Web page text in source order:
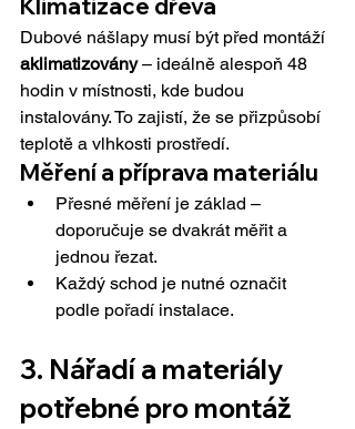
Klimatizace dřeva
Dubové nášlapy musí být před montáží
aklimatizovány – ideálně alespoň 48
hodin v místnosti, kde budou
instalovány. To zajistí, že se přizpůsobí
teplotě a vlhkosti prostředí.
Měření a příprava materiálu
Přesné měření je základ –
doporučuje se dvakrát měřit a
jednou řezat.
Každý schod je nutné označit
podle pořadí instalace.
3. Nářadí a materiály
potřebné pro montáž